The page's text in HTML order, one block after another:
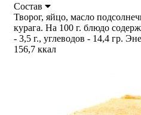
Состав
Творог, яйцо, масло
курага. На 100 г. блюдо
- 3,5 г., углеводов - 14,4 гр.
156,7 ккал